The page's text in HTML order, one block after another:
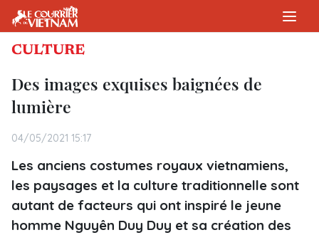
CULTURE
Des images exquises baignées de
lumière
04/05/2021 15:17
Les anciens costumes royaux vietnamiens,
les paysages et la culture traditionnelle sont
autant de facteurs qui ont inspiré le jeune
homme Nguyên Duy Duy et sa création des